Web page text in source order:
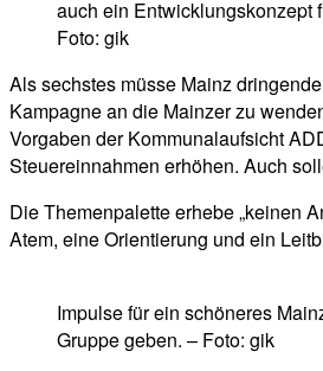
auch ein Entwicklungskonzept
Foto: gik
Als sechstes müsse Mainz
Kampagne an die Mainzer zu
Vorgaben der Kommunalaufsicht
Steuereinnahmen erhöhen. Auch
Die Themenpalette erhebe „keinen
Atem, eine Orientierung und ein
Impulse für ein schöneres
Gruppe geben. – Foto: gik